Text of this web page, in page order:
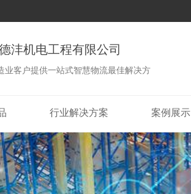
沣机电工程有限公司
业客户提供一站式智慧物流最佳解决方
行业解决方案 案例展示